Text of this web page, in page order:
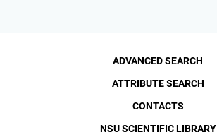
ADVANCED SEARCH
ATTRIBUTE SEARCH
CONTACTS
NSU SCIENTIFIC LIBRARY